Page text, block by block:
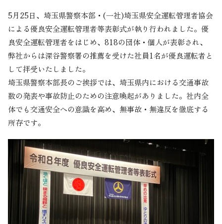
5月25日、埼玉県警察本部・(一社)埼玉県安全運転管理者協会
による優良安全運転管理者等表彰式が執り行われました。優
良安全運転管理者をはじめ、818の団体・個人が表彰され、
弊社からは深谷警察署の推薦を受けた社員1名が優良運転者と
して拝受いたしました。
埼玉県警察本部長のご挨拶では、埼玉県内における交通事故
数の発表や事故防止のための注意喚起がありました。社内全
体でも交通安全への意識を高め、無事故・無違反を徹底する
所存です。